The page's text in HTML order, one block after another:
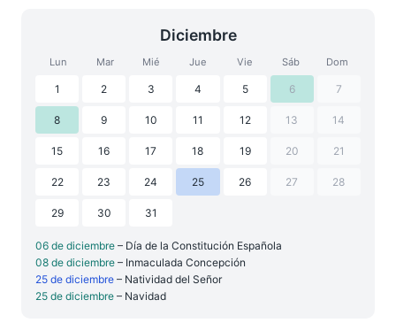
Diciembre
Lun Mar Mié Jue Vie Sáb Dom
1 2 3 4 5 6 7
8 9 10 11 12 13 14
15 16 17 18 19 20 21
22 23 24 25 26 27 28
29 30 31
06 de diciembre – Día de la Constitución Española
08 de diciembre – Inmaculada Concepción
25 de diciembre – Natividad del Señor
25 de diciembre – Navidad